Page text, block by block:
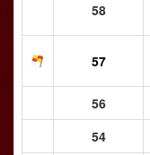
58
57
56
54